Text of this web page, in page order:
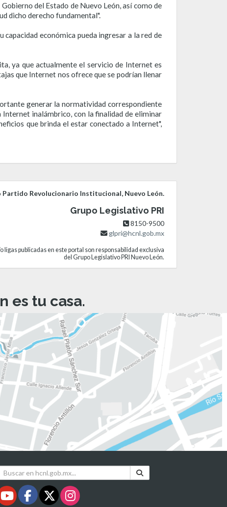
del Estado de Nuevo León, así como de
dicho derecho fundamental".
económica pueda ingresar a la red de
ya que actualmente el servicio de Internet es
que Internet nos ofrece que se podrían llenar
generar la normatividad correspondiente
inalámbrico, con la finalidad de eliminar
que brinda el estar conectado a Internet",
Revolucionario Institucional, Nuevo León.
Grupo Legislativo PRI
8150-9500
glpri@hcnl.gob.mx
ligas publicadas en este portal son responsabilidad exclusiva
del Grupo Legislativo PRI Nuevo León.
es tu casa.